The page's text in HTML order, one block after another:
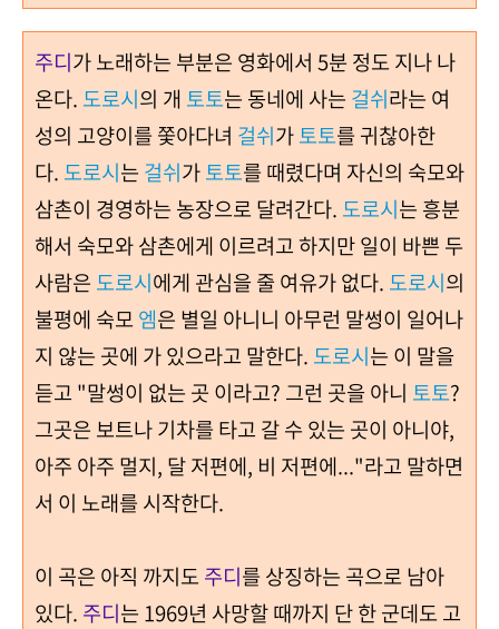
주디가노래하는 부분은 영화에서 5분 정도 지나 나
온다. 도로시의 개 토토는 동네에 사는 걸쉬라는 여
성의 고양이를 쫓아다녀 걸쉬가토토를 귀찮아한
다. 도로시는 걸쉬가토토를 때렸다며 자신의 숙모와
삼촌이 경영하는 농장으로 달려간다. 도로시는 흥분
해서 숙모와 삼촌에게 이르려고 하지만 일이 바쁜 두
사람은 도로시에게 관심을 줄 여유가없다. 도로시의
불평에 숙모엠은 별일 아니니 아무런 말썽이 일어나
지 않는 곳에 가 있으라고 말한다. 도로시는 이 말을
듣고 "말썽이 없는 곳 이라고? 그런 곳을 아니 토토?
그곳은 보트나 기차를 타고 갈 수 있는 곳이 아니야,
아주 아주 멀지, 달 저편에, 비 저편에..."라고 말하면
서 이 노래를 시작한다.
이 곡은 아직 까지도주디를 상징하는 곡으로 남아
있다. 주디는 1969년 사망할 때까지 단 한 군데도 고